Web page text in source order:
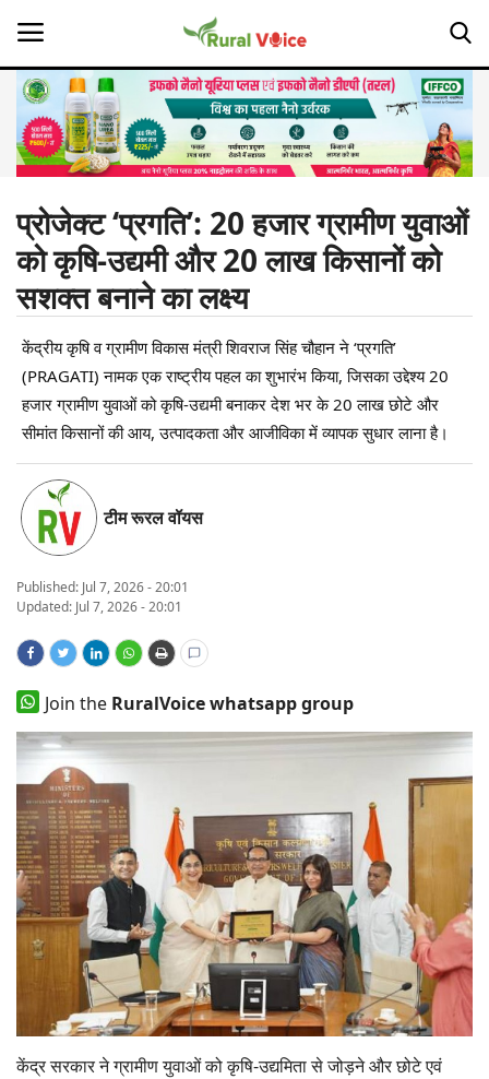
Home
Contact
About Us
Leadership Profiles
Opinion
Politics
Magazine
States
Events
Agritech
Cooperatives
International
Rural Dialogue
Ground Report
Rural Connect
Gallery
National
प्रोजेक्ट ‘प्रगति’: 20 हजार ग्रामीण युवाओं
को कृषि-उद्यमी और 20 लाख किसानों को
सशक्त बनाने का लक्ष्य
केंद्रीय कृषि व ग्रामीण विकास मंत्री शिवराज सिंह चौहान ने ‘प्रगति’
(PRAGATI) नामक एक राष्ट्रीय पहल का शुभारंभ किया, जिसका उद्देश्य 20
हजार ग्रामीण युवाओं को कृषि-उद्यमी बनाकर देश भर के 20 लाख छोटे और
सीमांत किसानों की आय, उत्पादकता और आजीविका में व्यापक सुधार लाना है।
टीम रूरल वॉयस
Published: Jul 7, 2026 - 20:01
Updated: Jul 7, 2026 - 20:01
Join the RuralVoice whatsapp group
केंद्र सरकार ने ग्रामीण युवाओं को कृषि-उद्यमिता से जोड़ने और छोटे एवं